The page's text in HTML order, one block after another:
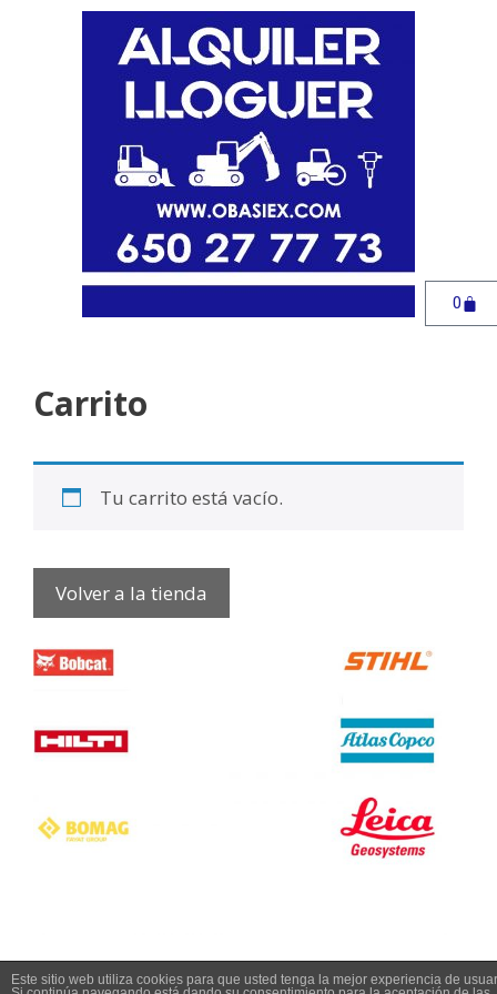
0
Carrito
Tu carrito está vacío.
Volver a la tienda
Este sitio web utiliza cookies para que usted tenga la mejor experiencia de